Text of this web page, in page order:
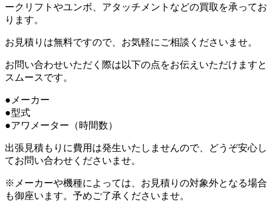
ークリフトやユンボ、アタッチメントなどの買取を承ってお
ります。
お見積りは無料ですので、お気軽にご相談くださいませ。
お問い合わせいただく際は以下の点をお伝えいただけますと
スムースです。
●メーカー
●型式
●アワメーター（時間数）
出張見積もりに費用は発生いたしませんので、どうぞ安心し
てお問い合わせくださいませ。
※メーカーや機種によっては、お見積りの対象外となる場合
も御座います。予めご了承くださいませ。